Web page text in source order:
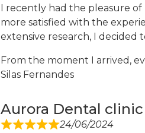
I recently had the pleasure
more satisfied with the
extensive research, I decided
From the moment I arrived,
Silas Fernandes
Aurora Dental
24/06/2024